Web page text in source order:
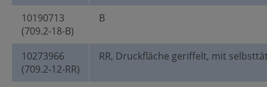
10190713
(709.2-18-B)
B
10273966
(709.2-12-RR)
RR, Druckfläche geriffelt, mit